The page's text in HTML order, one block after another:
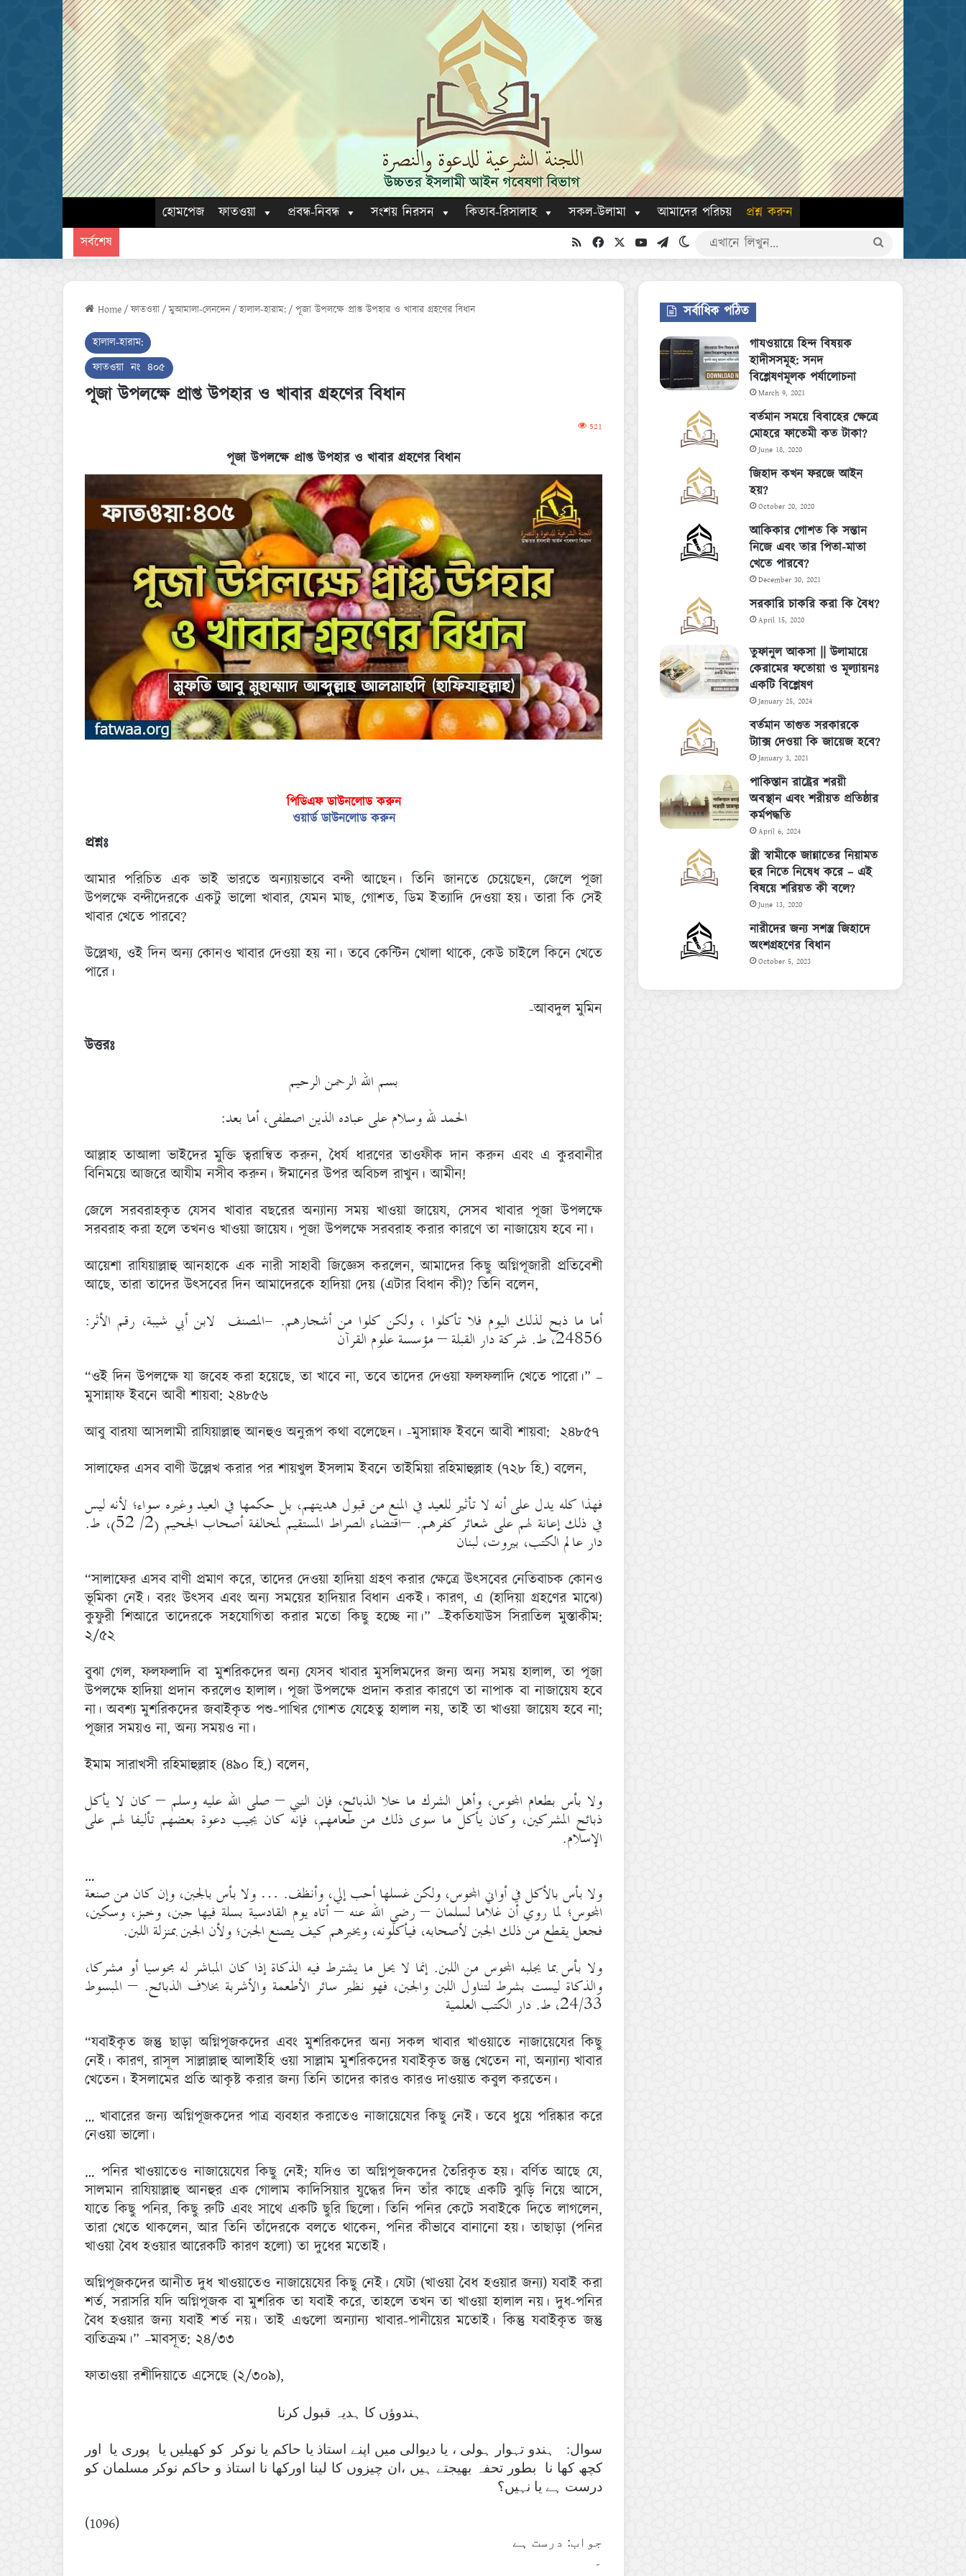
হোমপেজ ফাতওয়া প্রবন্ধ-নিবন্ধ সংশয় নিরসন কিতাব-রিসালাহ সকল-উলামা আমাদের পরিচয় প্রশ্ন করুন
সর্বশেষ RSS Facebook YouTubeTelegramSwitch skin
Home/ ফাতওয়া/ মুআমালা-লেনদেন/ হালাল-হারাম:/ পূজা উপলক্ষে প্রাপ্ত উপহার ও খাবার গ্রহণের বিধান
হালাল-হারাম:
ফাতওয়া নং ৪০৫
পূজা উপলক্ষে প্রাপ্ত উপহার ও খাবার গ্রহণের বিধান
521
পূজা উপলক্ষে প্রাপ্ত উপহার ও খাবার গ্রহণের বিধান
পিডিএফ ডাউনলোড করুন
ওয়ার্ড ডাউনলোড করুন
প্রশ্নঃ
আমার পরিচিত এক ভাই ভারতে অন্যায়ভাবে বন্দী আছেন। তিনি জানতে চেয়েছেন, জেলে পূজা
উপলক্ষে বন্দীদেরকে একটু ভালো খাবার, যেমন মাছ, গোশত, ডিম ইত্যাদি দেওয়া হয়। তারা কি সেই
খাবার খেতে পারবে?
উল্লেখ্য, ওই দিন অন্য কোনও খাবার দেওয়া হয় না। তবে কেন্টিন খোলা থাকে, কেউ চাইলে কিনে খেতে
পারে।
-আবদুল মুমিন
উত্তরঃ
بسم الله الرحمن الرحيم
الحمد لله وسلام على عباده الذين اصطفى، أما بعد:
আল্লাহ তাআলা ভাইদের মুক্তি ত্বরান্বিত করুন, ধৈর্য ধারণের তাওফীক দান করুন এবং এ কুরবানীর
বিনিময়ে আজরে আযীম নসীব করুন। ঈমানের উপর অবিচল রাখুন। আমীন!
জেলে সরবরাহকৃত যেসব খাবার বছরের অন্যান্য সময় খাওয়া জায়েয, সেসব খাবার পূজা উপলক্ষে
সরবরাহ করা হলে তখনও খাওয়া জায়েয। পূজা উপলক্ষে সরবরাহ করার কারণে তা নাজায়েয হবে না।
আয়েশা রাযিয়াল্লাহু আনহাকে এক নারী সাহাবী জিজ্ঞেস করলেন, আমাদের কিছু অগ্নিপূজারী প্রতিবেশী
আছে, তারা তাদের উৎসবের দিন আমাদেরকে হাদিয়া দেয় (এটার বিধান কী)? তিনি বলেন,
أما ما ذبح لذلك اليوم فلا تأكلوا ، ولكن كلوا من أشجارهم. -المصنف لابن أبي شيبة، رقم الأثر:
24856، ط. شركة دار القبلة – مؤسسة علوم القرآن
“ওই দিন উপলক্ষে যা জবেহ করা হয়েছে, তা খাবে না, তবে তাদের দেওয়া ফলফলাদি খেতে পারো।” –
মুসান্নাফ ইবনে আবী শায়বা: ২৪৮৫৬
আবু বারযা আসলামী রাযিয়াল্লাহু আনহুও অনুরূপ কথা বলেছেন। -মুসান্নাফ ইবনে আবী শায়বা: ২৪৮৫৭
সালাফের এসব বাণী উল্লেখ করার পর শায়খুল ইসলাম ইবনে তাইমিয়া রহিমাহুল্লাহ (৭২৮ হি.) বলেন,
فهذا كله يدل على أنه لا تأثير للعيد في المنع من قبول هديتهم، بل حكمها في العيد وغيره سواء؛ لأنه ليس
في ذلك إعانة لهم على شعائر كفرهم. –اقتضاء الصراط المستقيم لمخالفة أصحاب الجحيم (2/ 52)، ط.
دار عالم الكتب، بيروت، لبنان
“সালাফের এসব বাণী প্রমাণ করে, তাদের দেওয়া হাদিয়া গ্রহণ করার ক্ষেত্রে উৎসবের নেতিবাচক কোনও
ভূমিকা নেই। বরং উৎসব এবং অন্য সময়ের হাদিয়ার বিধান একই। কারণ, এ (হাদিয়া গ্রহণের মাঝে)
কুফুরী শিআরে তাদেরকে সহযোগিতা করার মতো কিছু হচ্ছে না।” –ইকতিযাউস সিরাতিল মুস্তাকীম:
২/৫২
বুঝা গেল, ফলফলাদি বা মুশরিকদের অন্য যেসব খাবার মুসলিমদের জন্য অন্য সময় হালাল, তা পূজা
উপলক্ষে হাদিয়া প্রদান করলেও হালাল। পূজা উপলক্ষে প্রদান করার কারণে তা নাপাক বা নাজায়েয হবে
না। অবশ্য মুশরিকদের জবাইকৃত পশু-পাখির গোশত যেহেতু হালাল নয়, তাই তা খাওয়া জায়েয হবে না;
পূজার সময়ও না, অন্য সময়ও না।
ইমাম সারাখসী রহিমাহুল্লাহ (৪৯০ হি.) বলেন,
ولا بأس بطعام المجوس، وأهل الشرك ما خلا الذبائح، فإن النبي – صلى الله عليه وسلم – كان لا يأكل
ذبائح المشركين، وكان يأكل ما سوى ذلك من طعامهم، فإنه كان يجيب دعوة بعضهم تأليفا لهم على
الإسلام.
…
ولا بأس بالأكل في أواني المجوس، ولكن غسلها أحب إلي، وأنظف. … ولا بأس بالجبن، وإن كان من صنعة
المجوس؛ لما روي أن غلاما لسلمان – رضي الله عنه – أتاه يوم القادسية بسلة فيها جبن، وخبز، وسكين،
فجعل يقطع من ذلك الجبن لأصحابه، فيأكلونه، ويخبرهم كيف يصنع الجبن؛ ولأن الجبن بمنزلة اللبن.
ولا بأس بما يجلبه المجوس من اللبن. إنما لا يحل ما يشترط فيه الذكاة إذا كان المباشر له مجوسيا أو مشركا،
والذكاة ليست بشرط لتناول اللبن والجبن، فهو نظير سائر الأطعمة والأشربة بخلاف الذبائح. – المبسوط
24/33، ط. دار الكتب العلمية
“যবাইকৃত জন্তু ছাড়া অগ্নিপূজকদের এবং মুশরিকদের অন্য সকল খাবার খাওয়াতে নাজায়েযের কিছু
নেই। কারণ, রাসূল সাল্লাল্লাহু আলাইহি ওয়া সাল্লাম মুশরিকদের যবাইকৃত জন্তু খেতেন না, অন্যান্য খাবার
খেতেন। ইসলামের প্রতি আকৃষ্ট করার জন্য তিনি তাদের কারও কারও দাওয়াত কবুল করতেন।
… খাবারের জন্য অগ্নিপূজকদের পাত্র ব্যবহার করাতেও নাজায়েযের কিছু নেই। তবে ধুয়ে পরিষ্কার করে
নেওয়া ভালো।
… পনির খাওয়াতেও নাজায়েযের কিছু নেই; যদিও তা অগ্নিপূজকদের তৈরিকৃত হয়। বর্ণিত আছে যে,
সালমান রাযিয়াল্লাহু আনহুর এক গোলাম কাদিসিয়ার যুদ্ধের দিন তাঁর কাছে একটি ঝুড়ি নিয়ে আসে,
যাতে কিছু পনির, কিছু রুটি এবং সাথে একটি ছুরি ছিলো। তিনি পনির কেটে সবাইকে দিতে লাগলেন,
তারা খেতে থাকলেন, আর তিনি তাঁদেরকে বলতে থাকেন, পনির কীভাবে বানানো হয়। তাছাড়া (পনির
খাওয়া বৈধ হওয়ার আরেকটি কারণ হলো) তা দুধের মতোই।
অগ্নিপূজকদের আনীত দুধ খাওয়াতেও নাজায়েযের কিছু নেই। যেটা (খাওয়া বৈধ হওয়ার জন্য) যবাই করা
শর্ত, সরাসরি যদি অগ্নিপূজক বা মুশরিক তা যবাই করে, তাহলে তখন তা খাওয়া হালাল নয়। দুধ-পনির
বৈধ হওয়ার জন্য যবাই শর্ত নয়। তাই এগুলো অন্যান্য খাবার-পানীয়ের মতোই। কিন্তু যবাইকৃত জন্তু
ব্যতিক্রম।” –মাবসূত: ২৪/৩৩
ফাতাওয়া রশীদিয়াতে এসেছে (২/৩০৯),
ہندوؤں کا ہديہ قبول کرنا
سوال: ہندو تہوار ہولی ، يا ديوالی ميں اپنے استاذ يا حاکم يا نوکر کو کھيليں يا پوری يا اور
کچھ کھا نا بطور تحفہ بھيجتے ہيں ،ان چيزوں کا لينا اورکھا نا استاذ و حاکم نوکر مسلمان کو
درست ہے يا نہيں؟
(1096)
جواب: درست ہے
۔
সর্বাধিক পঠিত
গাযওয়ায়ে হিন্দ বিষয়ক
হাদীসসমূহ: সনদ
বিশ্লেষণমূলক পর্যালোচনা
March 9, 2021
বর্তমান সময়ে বিবাহের ক্ষেত্রে
মোহরে ফাতেমী কত টাকা?
June 18, 2020
জিহাদ কখন ফরজে আইন
হয়?
October 20, 2020
আকিকার গোশত কি সন্তান
নিজে এবং তার পিতা-মাতা
খেতে পারবে?
December 30, 2021
সরকারি চাকরি করা কি বৈধ?
April 15, 2020
তুফানুল আকসা || উলামায়ে
কেরামের ফতোয়া ও মূল্যায়নঃ
একটি বিশ্লেষণ
January 25, 2024
বর্তমান তাগুত সরকারকে
ট্যাক্স দেওয়া কি জায়েজ হবে?
January 3, 2021
পাকিস্তান রাষ্ট্রের শরয়ী
অবস্থান এবং শরীয়ত প্রতিষ্ঠার
কর্মপদ্ধতি
April 6, 2024
স্ত্রী স্বামীকে জান্নাতের নিয়ামত
হুর নিতে নিষেধ করে – এই
বিষয়ে শরিয়ত কী বলে?
June 13, 2020
নারীদের জন্য সশস্ত্র জিহাদে
অংশগ্রহণের বিধান
October 5, 2023